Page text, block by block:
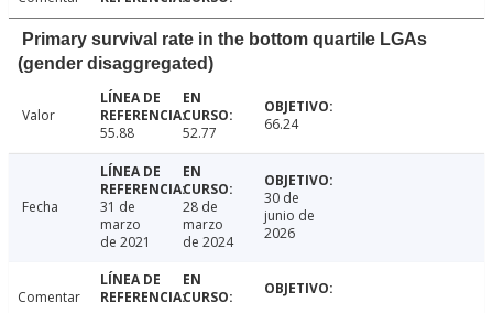
Primary survival rate in the bottom quartile LGAs
(gender disaggregated)
Valor
55.88
52.77 66.24
Fecha
31 de
marzo
de 2021
28 de
marzo
de 2024
30 de
junio de
2026
Comentar